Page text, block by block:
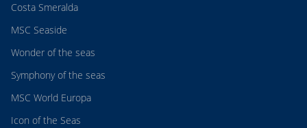
Costa Smeralda
MSC Seaside
Wonder of the seas
Symphony of the seas
MSC World Europa
Icon of the Seas